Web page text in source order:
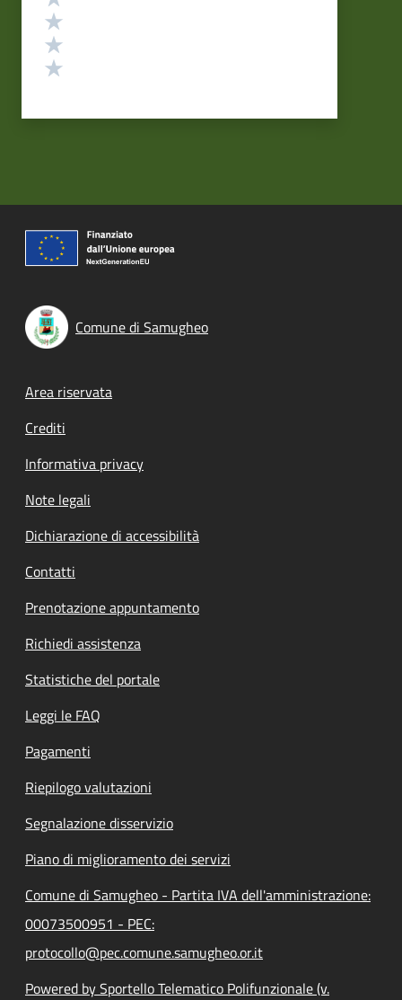
Comune di Samugheo
Footer menu
Area riservata
Crediti
Informativa privacy
Note legali
Dichiarazione di accessibilità
Contatti
Prenotazione appuntamento
Richiedi assistenza
Statistiche del portale
Leggi le FAQ
Pagamenti
Riepilogo valutazioni
Segnalazione disservizio
Piano di miglioramento dei servizi
Comune di Samugheo - Partita IVA dell'amministrazione:
00073500951 - PEC:
protocollo@pec.comune.samugheo.or.it
Powered by Sportello Telematico Polifunzionale (v.